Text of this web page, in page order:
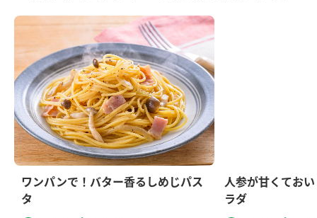
ワンパンで！バター香るしめじパス
タ
人参が甘くてお
ラダ